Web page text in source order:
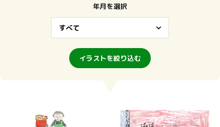
年月を選択
イラストを絞り込む